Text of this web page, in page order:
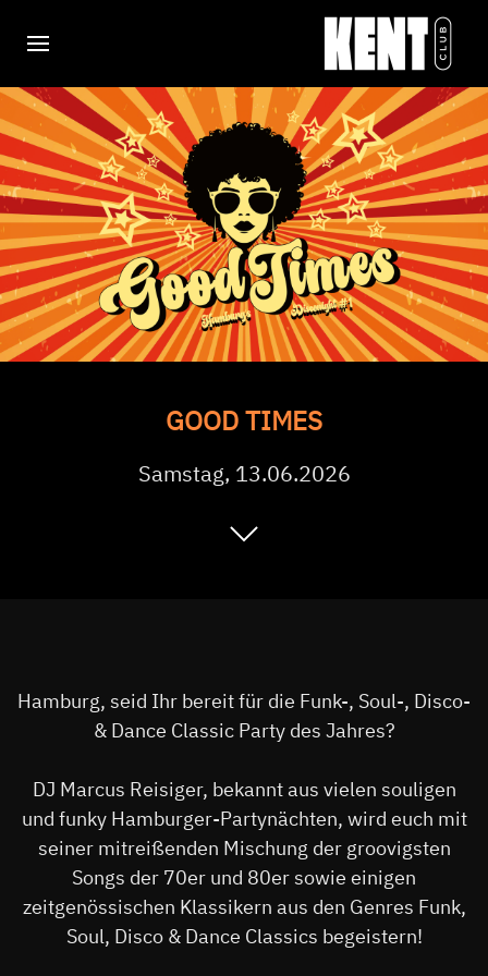
GOOD TIMES
Samstag, 13.06.2026
Hamburg, seid Ihr bereit für die Funk-, Soul-, Disco-
& Dance Classic Party des Jahres?
DJ Marcus Reisiger, bekannt aus vielen souligen
und funky Hamburger-Partynächten, wird euch mit
seiner mitreißenden Mischung der groovigsten
Songs der 70er und 80er sowie einigen
zeitgenössischen Klassikern aus den Genres Funk,
Soul, Disco & Dance Classics begeistern!